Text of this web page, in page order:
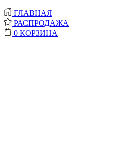
ГЛАВНАЯ
РАСПРОДАЖА
0 КОРЗИНА